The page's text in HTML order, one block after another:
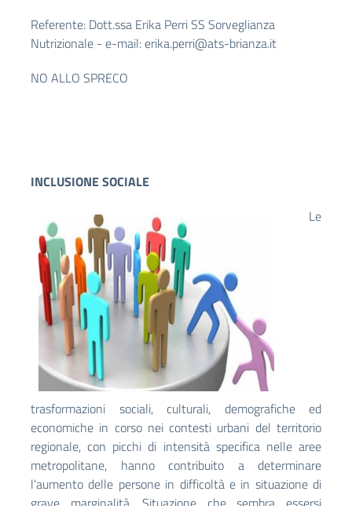
Referente: Dott.ssa Erika Perri SS Sorveglianza
Nutrizionale - e-mail:erika.perri@ats-brianza.it
NO ALLO SPRECO
INCLUSIONE SOCIALE
Le
trasformazioni sociali, culturali, demografiche ed
economiche in corso nei contesti urbani del territorio
regionale, con picchi di intensità specifica nelle aree
metropolitane, hanno contribuito a determinare
l’aumento delle persone in difficoltà e in situazione di